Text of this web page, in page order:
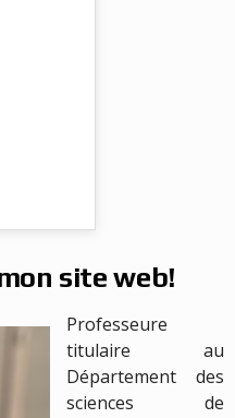
site web!
Professeure
titulaire au
Département des
sciences de